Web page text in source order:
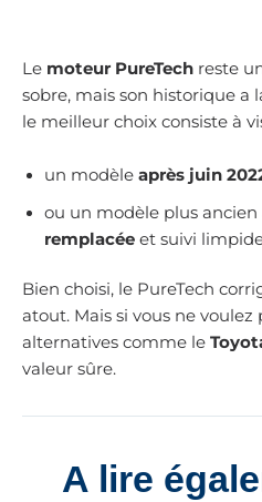
Le moteur PureTech reste
sobre, mais son historique a
le meilleur choix consiste à
un modèle après juin
ou un modèle plus ancien
remplacée et suivi
Bien choisi, le PureTech
atout. Mais si vous ne
alternatives comme le
valeur sûre.
A lire